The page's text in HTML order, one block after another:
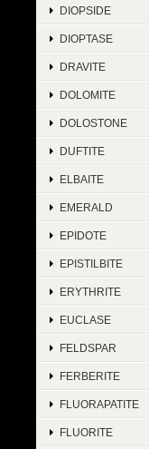
DIOPSIDE
DIOPTASE
DRAVITE
DOLOMITE
DOLOSTONE
DUFTITE
ELBAITE
EMERALD
EPIDOTE
EPISTILBITE
ERYTHRITE
EUCLASE
FELDSPAR
FERBERITE
FLUORAPATITE
FLUORITE